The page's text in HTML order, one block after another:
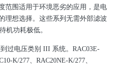
范围适用于环境恶劣的应用，是电
理想选择。这些系列无需外部滤波
机功耗极低。
过电压类别 III 系统。RAC03E-
K/277、RAC20NE-K/277、